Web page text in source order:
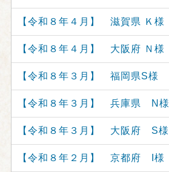
【令和８年４月】 滋賀県 Ｋ様
【令和８年４月】 大阪府 Ｎ様
【令和８年３月】 福岡県S様
【令和８年３月】 兵庫県 N様
【令和８年３月】 大阪府 S様
【令和８年２月】 京都府 I様